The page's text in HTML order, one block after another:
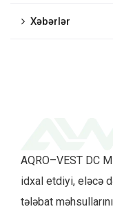
Xəbərlər
AQRO–VEST DC
idxal etdiyi, eləcə
tələbat